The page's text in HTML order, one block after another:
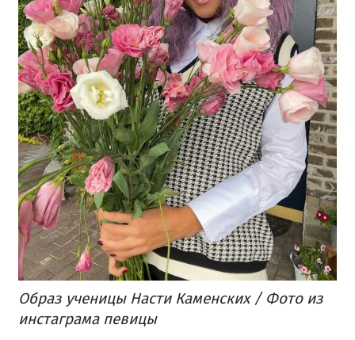
Образ ученицы Насти Каменских / Фото из
инстаграма певицы